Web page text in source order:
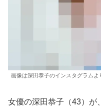
画像は深田恭子のインスタグラムよ
女優の深田恭子（43）が